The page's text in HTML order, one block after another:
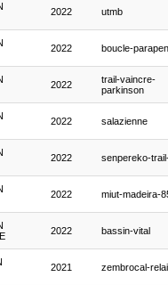
2022 utmb
2022 boucle-
2022
trail-vaincre-
parkinson
2022 salazienne
2022 senpereko-
2022 miut-madeira-
2022 bassin-vital
2021 zembrocal-